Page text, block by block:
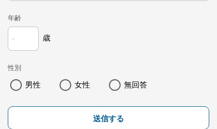
年齢
歳
性別
男性 女性 無回答
送信する